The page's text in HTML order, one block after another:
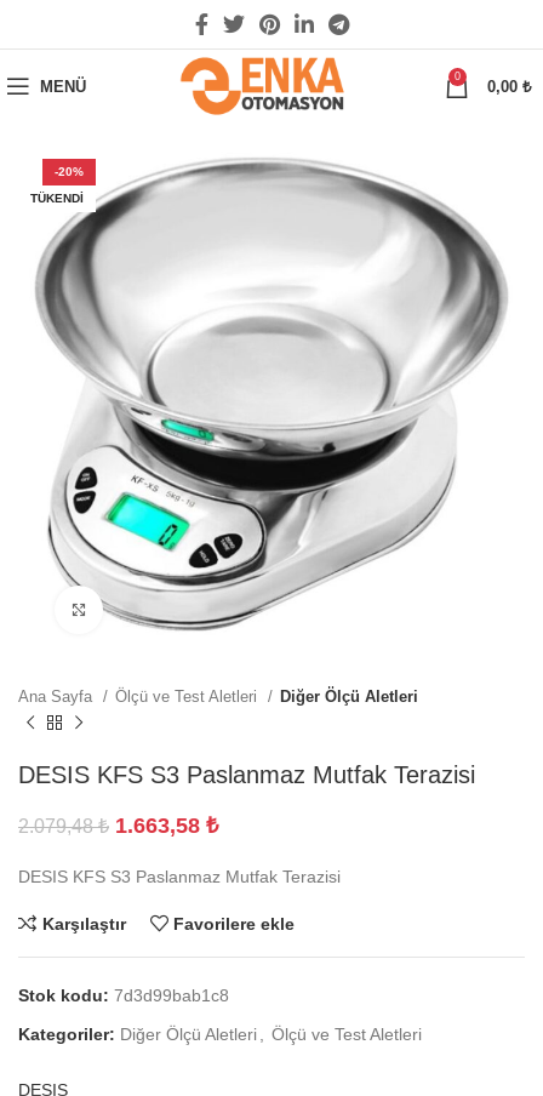
MENÜ
0
0,00 ₺
-20%
TÜKENDI
Büyütmek için tıklayın
Ana Sayfa Ölçü ve Test Aletleri Diğer Ölçü Aletleri
DESIS KFS S3 Paslanmaz Mutfak Terazisi
2.079,48₺ 1.663,58 ₺
DESIS KFS S3 Paslanmaz Mutfak Terazisi
Karşılaştır Favorilere ekle
Stok kodu: 7d3d99bab1c8
Kategoriler: Diğer Ölçü Aletleri Ölçü ve Test Aletleri
DESIS